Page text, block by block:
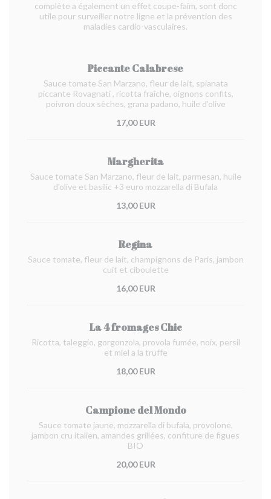
complète a également un effet coupe-faim, sont donc
utile pour surveiller notre ligne et la prévention des
maladies cardio-vasculaires.
Piccante Calabrese
Sauce tomate San Marzano, fleur de lait, spianata
piccante Rovagnati , ricotta fraîche, oignons confits,
poivron doux sèches, grana padano, huile d’olive
17,00 EUR
Margherita
Sauce tomate San Marzano, fleur de lait, parmesan, huile
d'olive et basilic +3 euro mozzarella di Bufala
13,00 EUR
Regina
Sauce tomate, fleur de lait, champignons de Paris, jambon
cuit et ciboulette
16,00 EUR
La 4 fromages Chic
Ricotta, taleggio, gorgonzola, provola fumée, noix, persil
et miel a la truffe
18,00 EUR
Campione del Mondo
Sauce tomate jaune, mozzarella di bufala, provolone,
jambon cru italien, amandes grillées, confiture de figues
BIO
20,00 EUR